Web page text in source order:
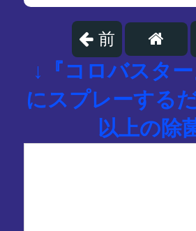
前
↓『コロバスタ
にスプレーする
以上の除